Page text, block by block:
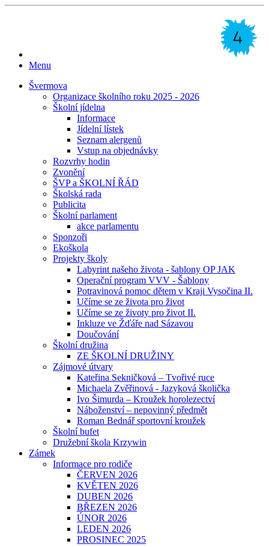
Menu
Švermova
Organizace školního roku 2025 - 2026
Školní jídelna
Informace
Jídelní lístek
Seznam alergenů
Vstup na objednávky
Rozvrhy hodin
Zvonění
ŠVP a ŠKOLNÍ ŘÁD
Školská rada
Publicita
Školní parlament
akce parlamentu
Sponzoři
Ekoškola
Projekty školy
Labyrint našeho života - šablony OP JAK
Operační program VVV - Šablony
Potravinová pomoc dětem v Kraji Vysočina II.
Učíme se ze života pro život
Učíme se ze životy pro život II.
Inkluze ve Žďáře nad Sázavou
Doučování
Školní družina
ZE ŠKOLNÍ DRUŽINY
Zájmové útvary
Kateřina Sekničková – Tvořivé ruce
Michaela Zvěřinová - Jazyková školička
Ivo Šimurda – Kroužek horolezectví
Náboženství – nepovinný předmět
Roman Bednář sportovní kroužek
Školní bufet
Družební škola Krzywin
Zámek
Informace pro rodiče
ČERVEN 2026
KVĚTEN 2026
DUBEN 2026
BŘEZEN 2026
ÚNOR 2026
LEDEN 2026
PROSINEC 2025